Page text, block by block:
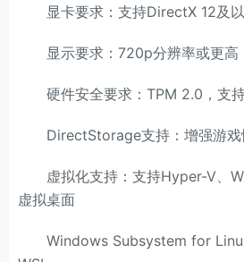
显卡要求：支持DirectX 12及以
显示要求：720p分辨率或更高
硬件安全要求：TPM 2.0，支
DirectStorage支持：增强游戏
虚拟化支持：支持Hyper-V、
虚拟桌面
Windows Subsystem for